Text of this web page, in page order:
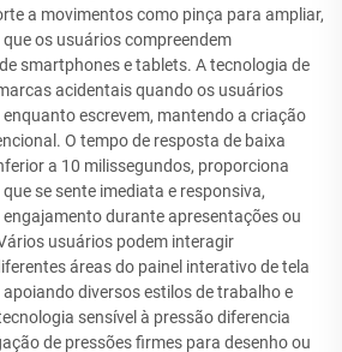
a movimentos como pinça para ampliar,
os usuários compreendem
smartphones e tablets. A tecnologia de
acidentais quando os usuários
escrevem, mantendo a criação
O tempo de resposta de baixa
a 10 milissegundos, proporciona
se sente imediata e responsiva,
durante apresentações ou
usuários podem interagir
áreas do painel interativo de tela
diversos estilos de trabalho e
sensível à pressão diferencia
de pressões firmes para desenho ou